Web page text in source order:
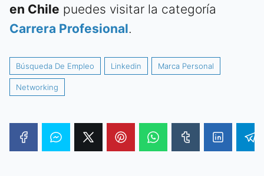
en Chile puedes visitar la categoría
Carrera Profesional.
Búsqueda De Empleo Linkedin Marca Personal
Networking